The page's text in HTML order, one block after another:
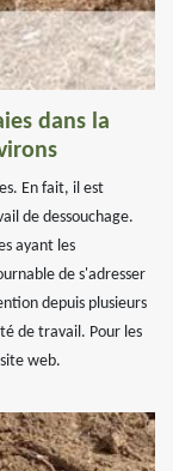
dans la
En fait, il est
de dessouchage.
ayant les
de s'adresser
depuis plusieurs
de travail. Pour les
web.